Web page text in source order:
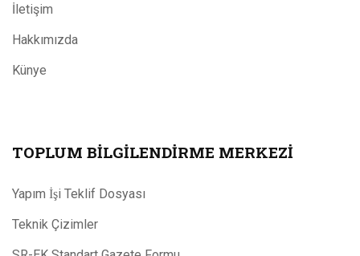
İletişim
Hakkımızda
Künye
TOPLUM BILGILENDIRME MERKEZI
Yapım İşi Teklif Dosyası
Teknik Çizimler